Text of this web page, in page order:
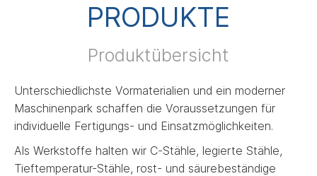
PRODUKTE
Produktübersicht
Unterschiedlichste Vormaterialien und ein moderner
Maschinenpark schaffen die Voraussetzungen für
individuelle Fertigungs- und Einsatzmöglichkeiten.
Als Werkstoffe halten wir C-Stähle, legierte Stähle,
Tieftemperatur-Stähle, rost- und säurebeständige